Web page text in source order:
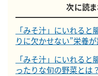
次に読
「みそ汁」にいれる
りに欠かせない”栄養
「みそ汁」にいれる
ったりな旬の野菜とは？